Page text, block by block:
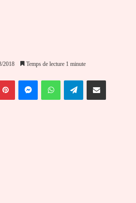
2018 Temps de lecture 1 minute
PinterestMessengerWhatsAppTelegramPartager par email